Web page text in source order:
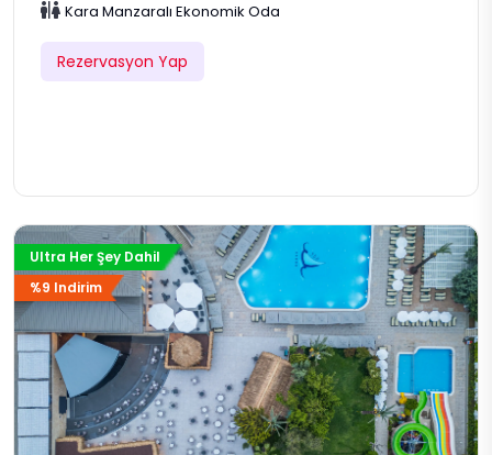
Kara Manzaralı Ekonomik Oda
Rezervasyon Yap
Ultra Her Şey Dahil
%9 Indirim